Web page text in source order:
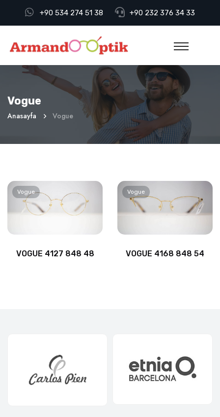
+90 534 274 51 38 +90 232 376 34 33
Vogue
Anasayfa Vogue
Vogue
VOGUE 4127 848 48
Vogue
VOGUE 4168 848 54